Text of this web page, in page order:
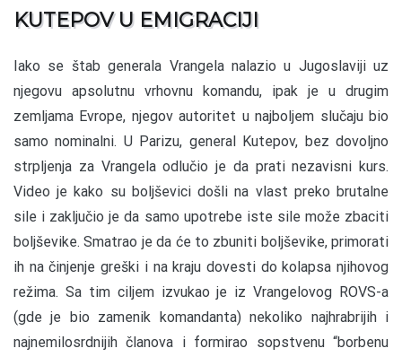
KUTEPOV U EMIGRACIJI
Iako se štab generala Vrangela nalazio u Jugoslaviji uz
njegovu apsolutnu vrhovnu komandu, ipak je u drugim
zemljama Evrope, njegov autoritet u najboljem slučaju bio
samo nominalni. U Parizu, general Kutepov, bez dovoljno
strpljenja za Vrangela odlučio je da prati nezavisni kurs.
Video je kako su boljševici došli na vlast preko brutalne
sile i zaključio je da samo upotrebe iste sile može zbaciti
boljševike. Smatrao je da će to zbuniti boljševike, primorati
ih na činjenje greški i na kraju dovesti do kolapsa njihovog
režima. Sa tim ciljem izvukao je iz Vrangelovog ROVS-a
(gde je bio zamenik komandanta) nekoliko najhrabrijih i
najnemilosrdnijih članova i formirao sopstvenu “borbenu